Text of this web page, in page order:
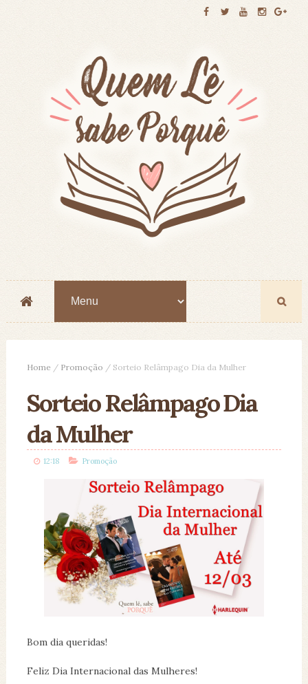
Home / Promoção / Sorteio Relâmpago Dia da Mulher
Sorteio Relâmpago Dia
da Mulher
12:18 Promoção
Bom dia queridas!
Feliz Dia Internacional das Mulheres!